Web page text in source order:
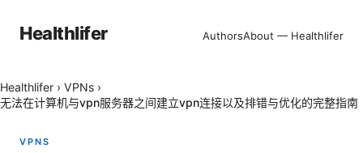
Healthlifer AuthorsAbout — Healthlifer
Healthlifer › VPNs ›
无法在计算机与vpn服务器之间建立vpn连接以及排错与优化的完整指南
VPNS